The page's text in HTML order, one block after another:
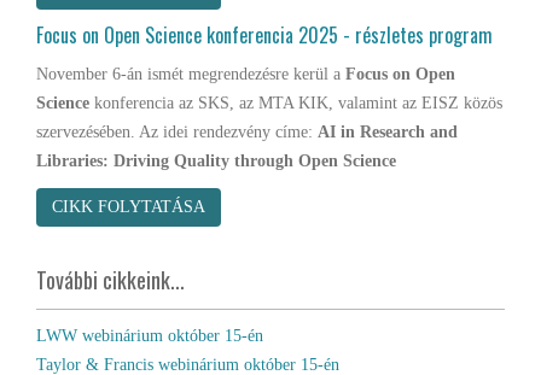
Focus on Open Science konferencia 2025 - részletes program
November 6-án ismét megrendezésre kerül a Focus on Open
Science konferencia az SKS, az MTA KIK, valamint az EISZ közös
szervezésében. Az idei rendezvény címe: AI in Research and
Libraries: Driving Quality through Open Science
CIKK FOLYTATÁSA
További cikkeink...
LWW webinárium október 15-én
Taylor & Francis webinárium október 15-én